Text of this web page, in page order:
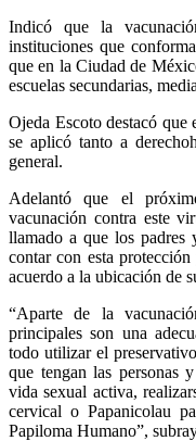
Indicó que la
instituciones que
que en la Ciudad de
escuelas secundarias,
Ojeda Escoto destacó que
se aplicó tanto a
general.
Adelantó que el
vacunación contra este
llamado a que los padres
contar con esta
acuerdo a la ubicación de
“Aparte de la
principales son una
todo utilizar el
que tengan las personas
vida sexual activa,
cervical o Papanicolau
Papiloma Humano”,